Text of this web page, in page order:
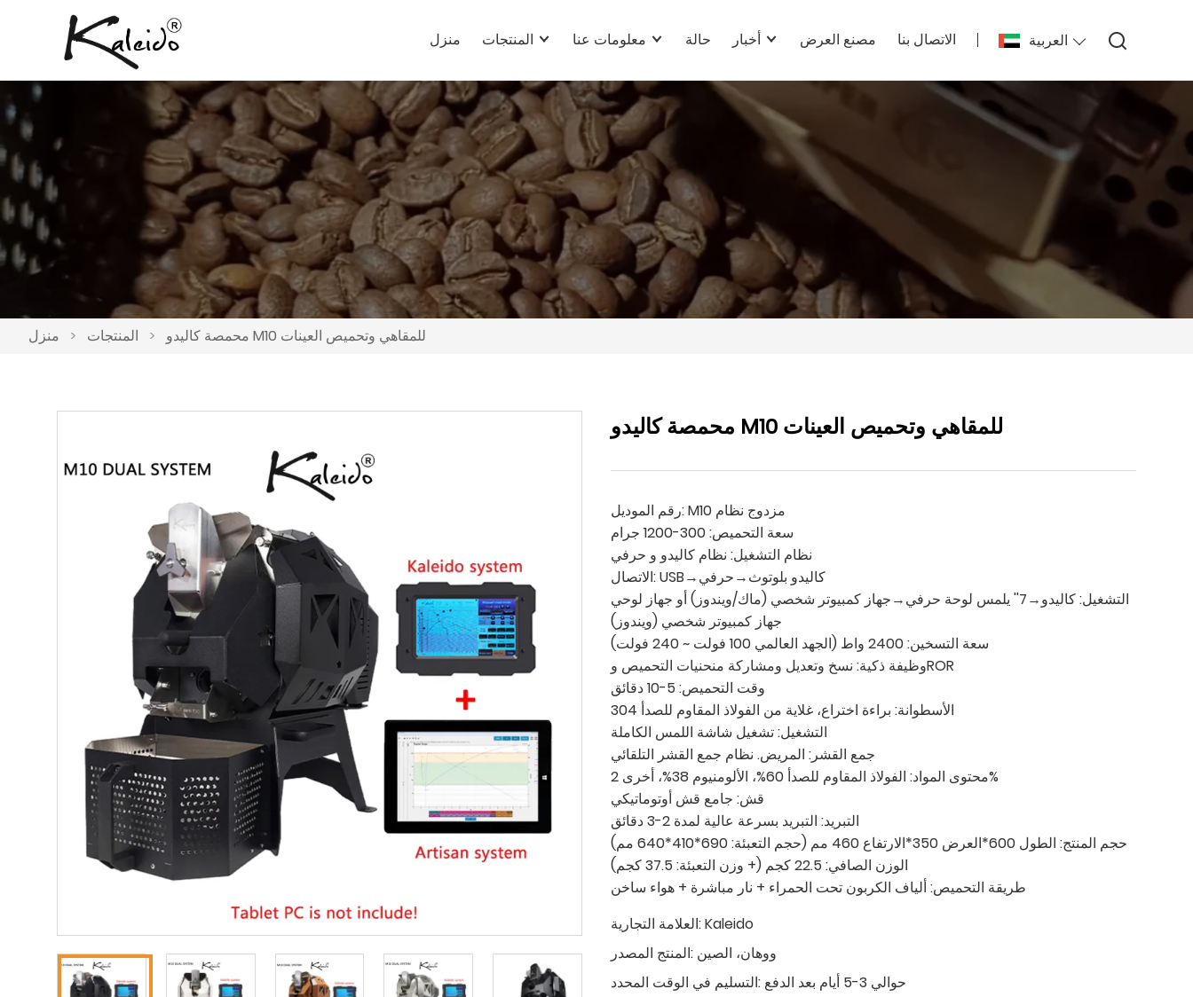
العربية منزل المنتجات معلومات عنا حالة أخبار مصنع العرض الاتصال بنا
منزل > المنتجات > محمصة كاليدو M10 للمقاهي وتحميص العينات
محمصة كاليدو M10 للمقاهي وتحميص العينات
رقم الموديل: M10 مزدوج نظام
سعة التحميص: 300-1200 جرام
نظام التشغيل: نظام كاليدو و حرفي
الاتصال: USB→كاليدو بلوتوث→حرفي
التشغيل: كاليدو→7'' يلمس لوحة حرفي→جهاز كمبيوتر شخصي (ماك/ويندوز) أو جهاز لوحي
جهاز كمبيوتر شخصي (ويندوز)
سعة التسخين: 2400 واط (الجهد العالمي 100 فولت ~ 240 فولت)
وظيفة ذكية: نسخ وتعديل ومشاركة منحنيات التحميص وROR
وقت التحميص: 5-10 دقائق
الأسطوانة: براءة اختراع، غلاية من الفولاذ المقاوم للصدأ 304
التشغيل: تشغيل شاشة اللمس الكاملة
جمع القشر: المريض. نظام جمع القشر التلقائي
محتوى المواد: الفولاذ المقاوم للصدأ 60%، الألومنيوم 38%، أخرى 2%
قش: جامع قش أوتوماتيكي
التبريد: التبريد بسرعة عالية لمدة 2-3 دقائق
حجم المنتج: الطول 600*العرض 350*الارتفاع 460 مم (حجم التعبئة: 690*410*640 مم)
الوزن الصافي: 22.5 كجم (+ وزن التعبئة: 37.5 كجم)
طريقة التحميص: ألياف الكربون تحت الحمراء + نار مباشرة + هواء ساخن
العلامة التجارية:Kaleido
المنتج المصدر: ووهان، الصين
التسليم في الوقت المحدد:
حوالي 3-5 أيام بعد الدفع